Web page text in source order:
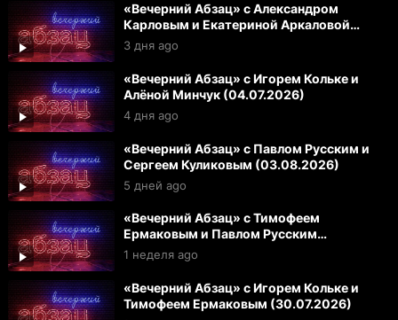
«Вечерний Абзац» с Александром
Карловым и Екатериной Аркаловой
(05.08.2026)
3 дня ago
«Вечерний Абзац» с Игорем Кольке и
Алёной Минчук (04.07.2026)
4 дня ago
«Вечерний Абзац» с Павлом Русским и
Сергеем Куликовым (03.08.2026)
5 дней ago
«Вечерний Абзац» с Тимофеем
Ермаковым и Павлом Русским
(31.07.2026)
1 неделя ago
«Вечерний Абзац» с Игорем Кольке и
Тимофеем Ермаковым (30.07.2026)